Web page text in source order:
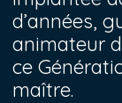
d’années,
animateur
ce
maître.